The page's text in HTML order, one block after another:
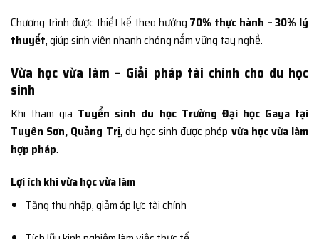
Chương trình được thiết kế theo hướng 70% thực hành – 30% lý
thuyết, giúp sinh viên nhanh chóng nắm vững tay nghề.
Vừa học vừa làm – Giải pháp tài chính cho du học
sinh
Khi tham gia Tuyển sinh du học Trường Đại học Gaya tại
Tuyên Sơn, Quảng Trị, du học sinh được phép vừa học vừa làm
hợp pháp.
Lợi ích khi vừa học vừa làm
Tăng thu nhập, giảm áp lực tài chính